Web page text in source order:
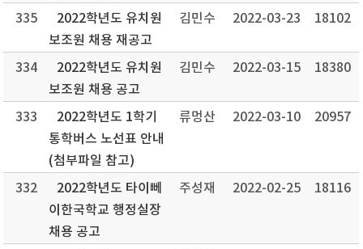
335
2022학년도 유치원
보조원 채용 재공고
김민수 2022-03-23 18102
334
2022학년도 유치원
보조원 채용 공고
김민수 2022-03-15 18380
333
2022학년도 1학기
통학버스 노선표 안내
(첨부파일 참고)
류멍산 2022-03-10 20957
332
2022학년도 타이뻬
이한국학교 행정실장
채용 공고
주성재 2022-02-25 18116